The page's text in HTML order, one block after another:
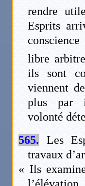
rendre
Esprits
libre
ils sont
viennent
plus par
volonté
565. Les
travaux
« Ils